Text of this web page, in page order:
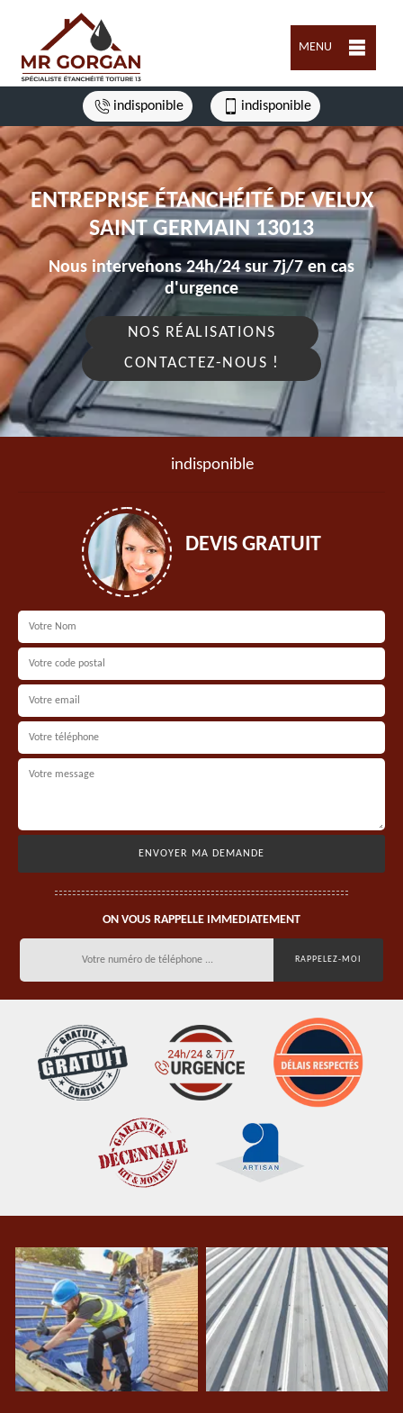
MENU
indisponible indisponible
ENTREPRISE ÉTANCHÉITÉ DE VELUX
SAINT GERMAIN 13013
Nous intervenons 24h/24 sur 7j/7 en cas
d'urgence
NOS RÉALISATIONS
CONTACTEZ-NOUS !
indisponible
DEVIS GRATUIT
ON VOUS RAPPELLE IMMEDIATEMENT